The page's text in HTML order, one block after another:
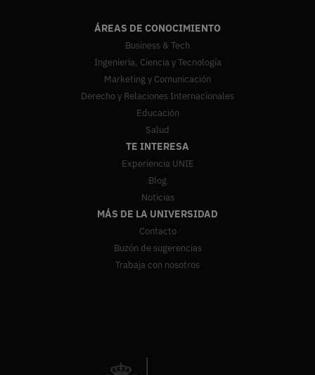
ÁREAS DE CONOCIMIENTO
Business & Tech
Ingeniería, Ciencia y Tecnología
Marketing y Comunicación
Derecho y Relaciones Internacionales
Educación
Salud
TE INTERESA
Experiencia UNIE
Blog
Noticias
MÁS DE LA UNIVERSIDAD
Contacto
Buzón de sugerencias
Trabaja con nosotros